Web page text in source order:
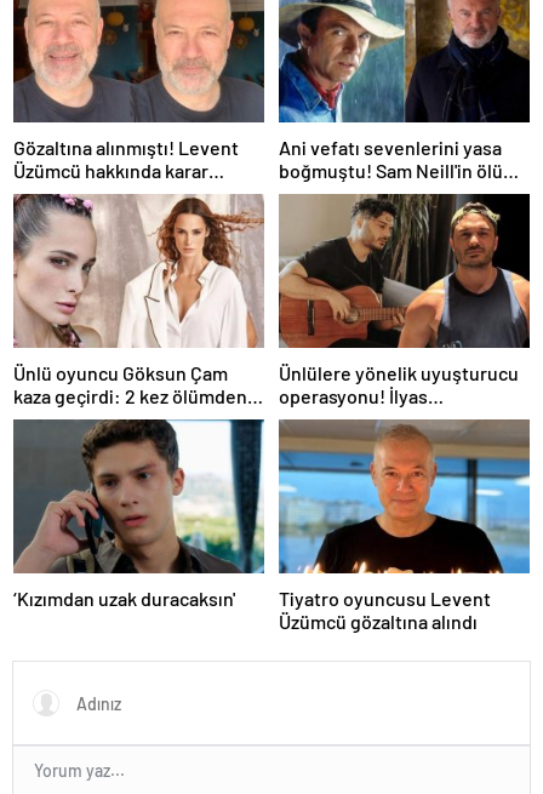
Gözaltına alınmıştı! Levent
Üzümcü hakkında karar
verildi
Ani vefatı sevenlerini yasa
boğmuştu! Sam Neill'in ölüm
nedeni belli oldu
Ünlü oyuncu Göksun Çam
kaza geçirdi: 2 kez ölümden
döndüm
Ünlülere yönelik uyuşturucu
operasyonu! İlyas
Yalçıntaş'tan ilk açıklama
‘Kızımdan uzak duracaksın'
Tiyatro oyuncusu Levent
Üzümcü gözaltına alındı